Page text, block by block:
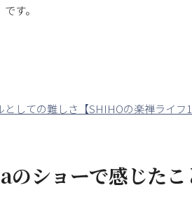
す。
しての難しさ【SHIHOの楽禅ライフ
ショーで感じたこ